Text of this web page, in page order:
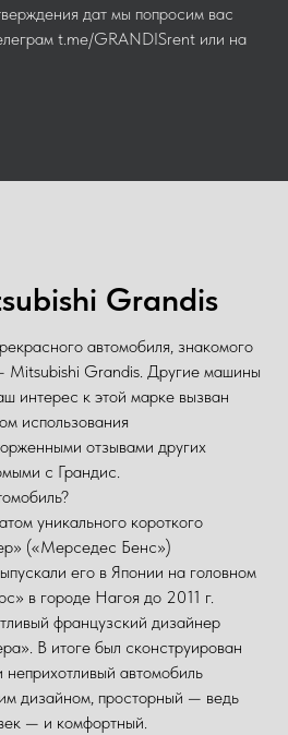
дат мы попросим вас
t.me/GRANDISrent или на
Grandis
автомобиля, знакомого
Mitsubishi Grandis. Другие машины
интерес к этой марке вызван
использования
отзывами других
с Грандис.
уникального короткого
(«Мерседес Бенс»)
его в Японии на головном
в городе Нагоя до 2011 г.
французский дизайнер
В итоге был сконструирован
автомобиль
дизайном, просторный — ведь
— и комфортный.